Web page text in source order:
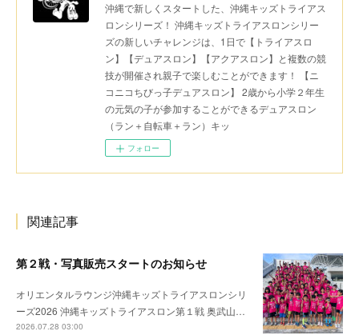
沖縄で新しくスタートした、沖縄キッズトライアス
ロンシリーズ！ 沖縄キッズトライアスロンシリー
ズの新しいチャレンジは、1日で【トライアスロ
ン】【デュアスロン】【アクアスロン】と複数の競
技が開催され親子で楽しむことができます！ 【ニ
コニコちびっ子デュアスロン】 2歳から小学２年生
の元気の子が参加することができるデュアスロン
（ラン＋自転車＋ラン）キッ
フォロー
関連記事
第２戦・写真販売スタートのお知らせ
オリエンタルラウンジ沖縄キッズトライアスロンシリ
ーズ2026 沖縄キッズトライアスロン第１戦 奥武山…
2026.07.28 03:00